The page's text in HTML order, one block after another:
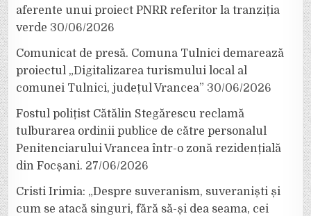
aferente unui proiect PNRR referitor la tranziția
verde 30/06/2026
Comunicat de presă. Comuna Tulnici demarează
proiectul „Digitalizarea turismului local al
comunei Tulnici, județul Vrancea” 30/06/2026
Fostul polițist Cătălin Stegărescu reclamă
tulburarea ordinii publice de către personalul
Penitenciarului Vrancea într-o zonă rezidențială
din Focșani. 27/06/2026
Cristi Irimia: „Despre suveranism, suveraniști și
cum se atacă singuri, fără să-și dea seama, cei